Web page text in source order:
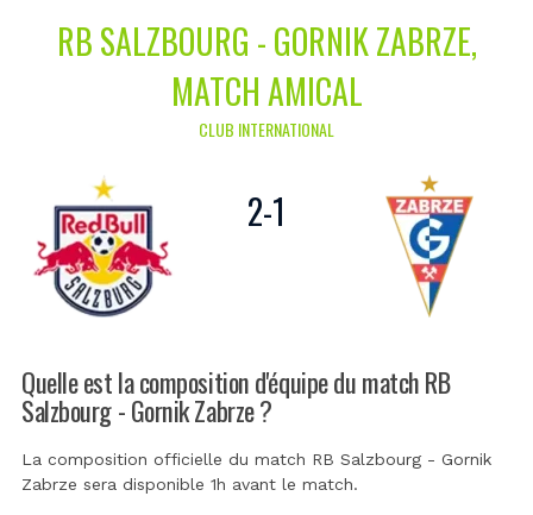
RB SALZBOURG - GORNIK ZABRZE,
MATCH AMICAL
CLUB INTERNATIONAL
2-1
Quelle est la composition d'équipe du match RB
Salzbourg - Gornik Zabrze ?
La composition officielle du match RB Salzbourg - Gornik
Zabrze sera disponible 1h avant le match.